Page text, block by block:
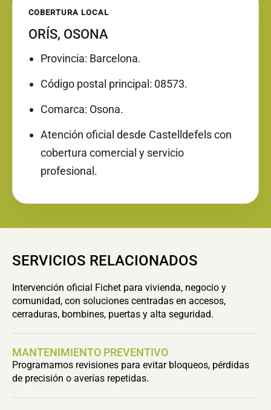
COBERTURA LOCAL
ORÍS, OSONA
Provincia: Barcelona.
Código postal principal: 08573.
Comarca: Osona.
Atención oficial desde Castelldefels con
cobertura comercial y servicio
profesional.
SERVICIOS RELACIONADOS
Intervención oficial Fichet para vivienda, negocio y
comunidad, con soluciones centradas en accesos,
cerraduras, bombines, puertas y alta seguridad.
MANTENIMIENTO PREVENTIVO
Programamos revisiones para evitar bloqueos, pérdidas
de precisión o averías repetidas.